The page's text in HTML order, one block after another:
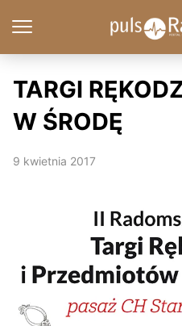
TARGI
W ŚRODĘ
9 kwietnia 2017